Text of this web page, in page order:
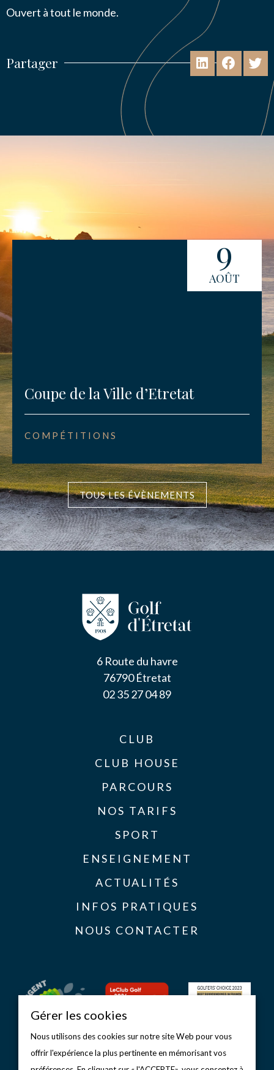
Ouvert à tout le monde.
Partager
9
AOÛT
Coupe de la Ville d’Etretat
COMPÉTITIONS
TOUS LES ÉVÈNEMENTS
6 Route du havre
76790 Étretat
02 35 27 04 89
CLUB
CLUB HOUSE
PARCOURS
NOS TARIFS
SPORT
ENSEIGNEMENT
ACTUALITÉS
INFOS PRATIQUES
NOUS CONTACTER
Gérer les cookies
Nous utilisons des cookies sur notre site Web pour vous
offrir l'expérience la plus pertinente en mémorisant vos